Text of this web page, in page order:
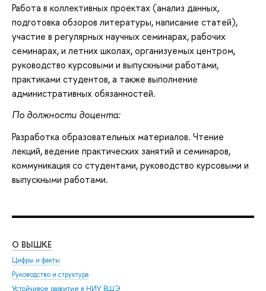
Работа в коллективных проектах (анализ данных,
подготовка обзоров литературы, написание статей),
участие в регулярных научных семинарах, рабочих
семинарах, и летних школах, организуемых центром,
руководство курсовыми и выпускными работами,
практиками студентов, а также выполнение
административных обязанностей.
По должности доцента:
Разработка образовательных материалов. Чтение
лекций, ведение практических занятий и семинаров,
коммуникация со студентами, руководство курсовыми и
выпускными работами.
О ВЫШКЕ
Цифры и факты
Руководство и структура
Устойчивое развитие в НИУ ВШЭ